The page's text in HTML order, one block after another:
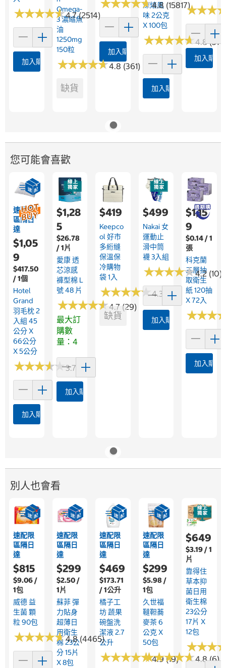
★★★★★
★★★★★4.7 (2514)
加入購物車
Omega-
3 濃縮魚
油
1250mg
150粒
★★★★★
★★★★★4.8 (361)
缺貨
★★★★★
★★★★★4.8 (15817)
加入購物車
深焙風
味 2公克
X 100包
★★★★★
★★★★★4.8
加入購物車
★★★
★★★
加入購物
您可能會喜歡
速配限
區隔日
達
$1,05
9
$417.50
/ 1個
Hotel
Grand
羽毛枕 2
入組 45
公分 X
66公分
X 5公分
★★★★★
★★★★★3.7 (40)
加入購物車
$1,28
5
$26.78
/ 1片
愛康 透
芯涼感
褲型棉 L
號 48 片
★★★★★
★★★★★4.7 (29)
最大訂
購數
量：4
加入購物車
$419
Keepco
Ol 好市
多絎縫
保溫保
冷購物
袋 1入
★★★★★
★★★★★4.3 (3)
缺貨
$499
Nakai 女
運動止
滑中筒
襪 3入組
★★★★★
★★★★★4.2 (10)
加入購物車
$1,15
9
$0.14 / 1
張
科克蘭
三層抽
取衛生
紙 120抽
X 72入
★★★
★★★
加入購物
別人也會看
速配限
區隔日
達
$815
$9.06 /
1包
威德 益
生菌 顆
粒 90包
★★★★★
★★★★★4.8 (4465)
速配限
區隔日
達
$299
$2.50 /
1片
蘇菲 彈
力貼身
超薄日
用衛生
棉 23公
分 15片
X 8包
速配限
區隔日
達
$469
$173.71
/ 1公升
橘子工
坊 蔬果
碗盤洗
潔液 2.7
公升
★★★★★
★★★★★4.9 (19)
速配限
區隔日
達
$299
$5.98 /
1包
久世福
韃靼蕎
麥茶 6
公克 X
50包
★★★★★
★★★★★4.8 (6)
$649
$3.19 / 1
片
靠得住
草本抑
菌日用
衛生棉
23公分
17片 X
12包
★★★
★★★